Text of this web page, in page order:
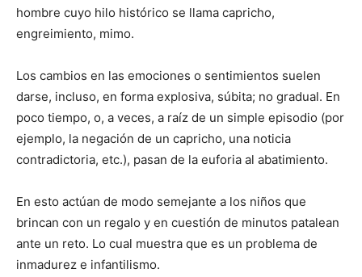
hombre cuyo hilo histórico se llama capricho,
engreimiento, mimo.
Los cambios en las emociones o sentimientos suelen
darse, incluso, en forma explosiva, súbita; no gradual. En
poco tiempo, o, a veces, a raíz de un simple episodio (por
ejemplo, la negación de un capricho, una noticia
contradictoria, etc.), pasan de la euforia al abatimiento.
En esto actúan de modo semejante a los niños que
brincan con un regalo y en cuestión de minutos patalean
ante un reto. Lo cual muestra que es un problema de
inmadurez e infantilismo.